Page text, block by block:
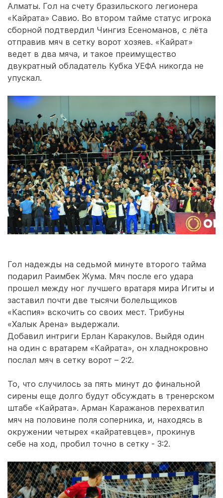
Алматы. Гол на счету бразильского легионера
«Кайрата» Савио. Во втором тайме статус игрока
сборной подтвердил Чингиз Есеноманов, с лёта
отправив мяч в сетку ворот хозяев. «Кайрат»
ведет в два мяча, и такое преимущество
двукратный обладатель Кубка УЕФА никогда не
упускал.
Гол надежды на седьмой минуте второго тайма
подарил Раимбек Жума. Мяч после его удара
прошел между ног лучшего вратаря мира Игиты и
заставил почти две тысячи болельщиков
«Каспия» вскочить со своих мест. Трибуны
«Халык Арена» выдержали.
Добавил интриги Ерлан Каракулов. Выйдя один
на один с вратарем «Кайрата», он хладнокровно
послал мяч в сетку ворот – 2:2.
То, что случилось за пять минут до финальной
сирены еще долго будут обсуждать в тренерском
штабе «Кайрата». Арман Каражанов перехватил
мяч на половине поля соперника, и, находясь в
окружении четырех «кайратевцев», прокинув
себе на ход, пробил точно в сетку - 3:2.